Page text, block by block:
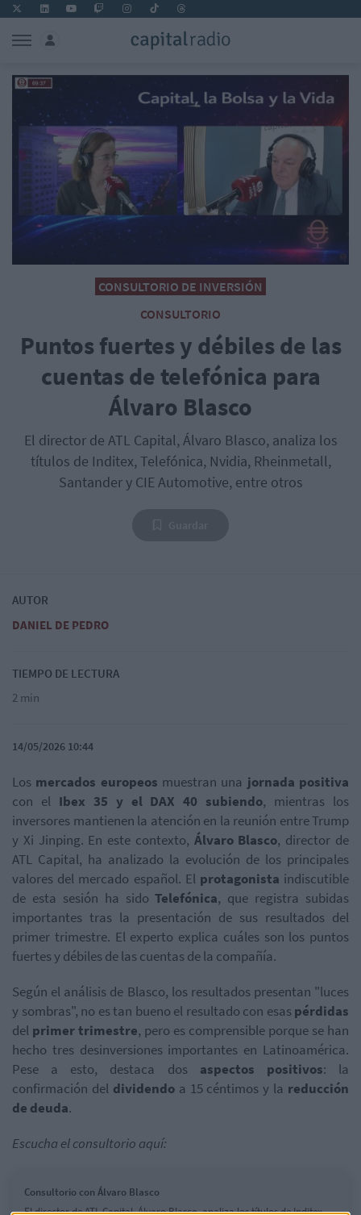
CONSULTORIO DE INVERSIÓN
CONSULTORIO
Puntos fuertes y débiles de las
cuentas de telefónica para
Álvaro Blasco
El director de ATL Capital, Álvaro Blasco, analiza los
títulos de Inditex, Telefónica, Nvidia, Rheinmetall,
Santander y CIE Automotive, entre otros
AUTOR
DANIEL DE PEDRO
TIEMPO DE LECTURA
2 min
14/05/2026 10:44
Los mercados europeos muestran una jornada positiva
con elIbex 35 y el DAX 40 subiendo, mientras los
inversores mantienen la atención en la reunión entre Trump
y Xi Jinping. En este contexto, Álvaro Blasco, director de
ATL Capital, ha analizado la evolución de los principales
valores del mercado español. El protagonista indiscutible
de esta sesión ha sidoTelefónica, que registra subidas
importantes tras la presentación de sus resultados del
primer trimestre. El experto explica cuáles son los puntos
fuertes y débiles de las cuentas de la compañía.
Según el análisis de Blasco, los resultados presentan "luces
y sombras", no es tan bueno el resultado con esaspérdidas
del primer trimestre, pero es comprensible porque se han
hecho tres desinversiones importantes en Latinoamérica.
Pese a esto, destaca dos aspectos positivos: la
confirmación del dividendo a 15 céntimos y la reducción
de deuda.
Escucha el consultorio aquí:
Consultorio con Álvaro Blasco
El director de ATL Capital, Álvaro Blasco, analiza los títulos de Inditex,